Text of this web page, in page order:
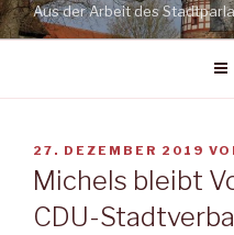
Aus der Arbeit des
VERÖFFENTLICHT
AM
27. DEZEMBER 2019
Michels bleibt
CDU-